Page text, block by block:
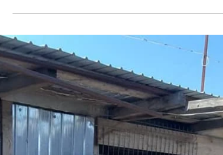
Sterilizarea animalelor este o practică vitală
pentru prevenirea suferinței...